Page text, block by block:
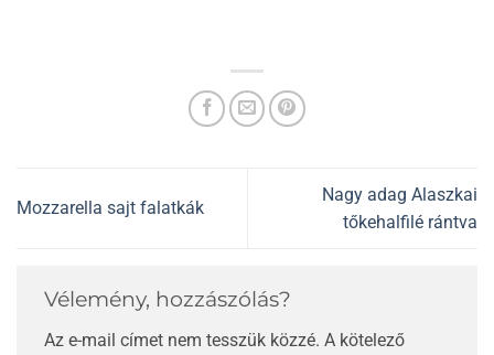
Mozzarella sajt falatkák
Nagy adag Alaszkai
tőkehalfilé rántva
Vélemény, hozzászólás?
Az e-mail címet nem tesszük közzé. A kötelező